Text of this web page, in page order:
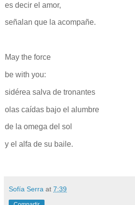
es decir el amor,
señalan que la acompañe.
May the force
be with you:
sidérea salva de tronantes
olas caídas bajo el alumbre
de la omega del sol
y el alfa de su baile.
Sofía Serra at 7:39